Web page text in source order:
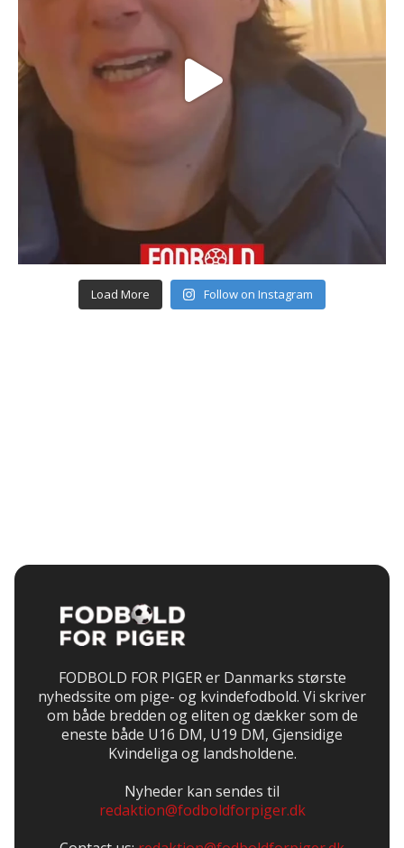
Load More Follow on Instagram
FODBOLD FOR PIGER er Danmarks største
nyhedssite om pige- og kvindefodbold. Vi skriver
om både bredden og eliten og dækker som de
eneste både U16 DM, U19 DM, Gjensidige
Kvindeliga og landsholdene.
Nyheder kan sendes til
redaktion@fodboldforpiger.dk